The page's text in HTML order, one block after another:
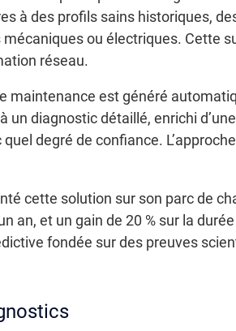
à des profils sains historiques,
ou électriques. Cette
réseau.
maintenance est généré
diagnostic détaillé, enrichi
degré de confiance.
cette solution sur son parc de
an, et un gain de 20 % sur la
fondée sur des preuves